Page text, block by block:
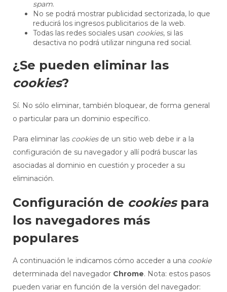
spam.
No se podrá mostrar publicidad sectorizada, lo que
reducirá los ingresos publicitarios de la web.
Todas las redes sociales usan cookies, si las
desactiva no podrá utilizar ninguna red social.
¿Se pueden eliminar las
cookies?
Sí. No sólo eliminar, también bloquear, de forma general
o particular para un dominio específico.
Para eliminar las cookiesde un sitio web debe ir a la
configuración de su navegador y allí podrá buscar las
asociadas al dominio en cuestión y proceder a su
eliminación.
Configuración de cookiespara
los navegadores más
populares
A continuación le indicamos cómo acceder a una cookie
determinada del navegador Chrome. Nota: estos pasos
pueden variar en función de la versión del navegador: